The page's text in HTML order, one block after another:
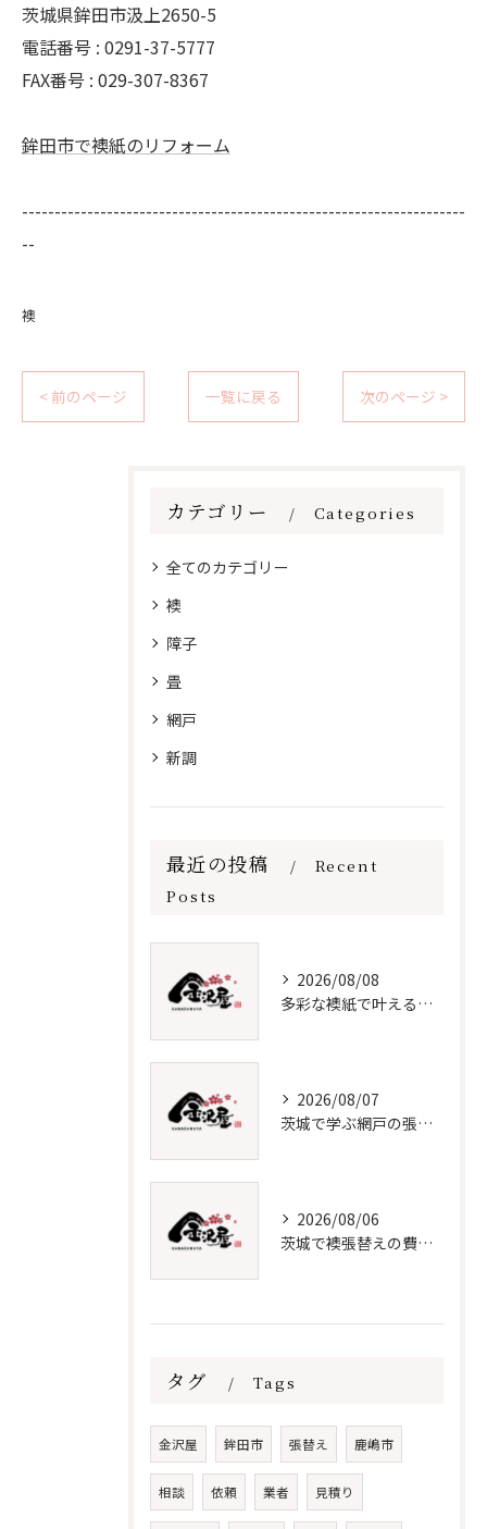
茨城県鉾田市汲上2650-5
電話番号 : 0291-37-5777
FAX番号 : 029-307-8367
鉾田市で襖紙のリフォーム
--------------------------------------------------------------------
--
襖
< 前のページ 一覧に戻る 次のページ >
カテゴリー Categories
全てのカテゴリー
襖
障子
畳
網戸
新調
最近の投稿
Recent
Posts
2026/08/08
多彩な襖紙で叶える理想の張替え術
2026/08/07
茨城で学ぶ網戸の張替えと保守法
2026/08/06
茨城で襖張替えの費用と時期を解説
タグ Tags
金沢屋 鉾田市 張替え 鹿嶋市
相談 依頼 業者 見積り